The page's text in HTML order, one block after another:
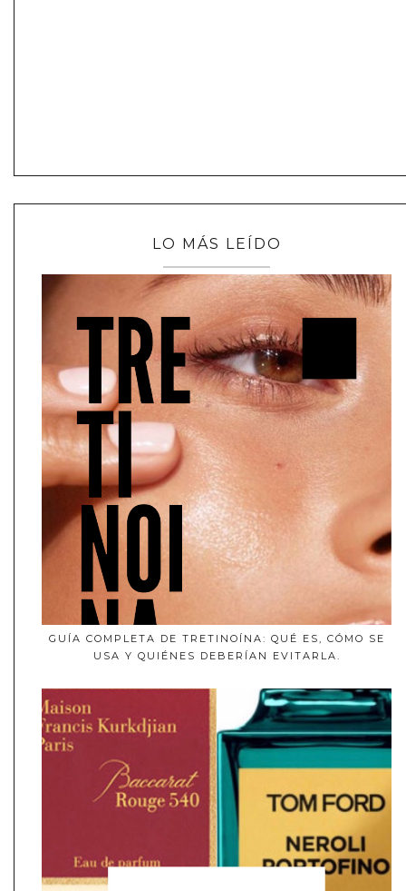
LO MÁS LEÍDO
GUÍA COMPLETA DE TRETINOÍNA: QUÉ ES, CÓMO SE
USA Y QUIÉNES DEBERÍAN EVITARLA.